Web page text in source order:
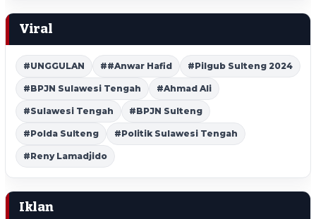
Viral
#UNGGULAN ##Anwar Hafid #Pilgub Sulteng 2024
#BPJN Sulawesi Tengah #Ahmad Ali
#Sulawesi Tengah #BPJN Sulteng
#Polda Sulteng #Politik Sulawesi Tengah
#Reny Lamadjido
Iklan